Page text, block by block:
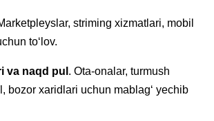
striming xizmatlari, mobil
to‘lov.
va naqd pul . Ota-onalar, turmush
bozor xaridlari uchun mablag‘ yechib